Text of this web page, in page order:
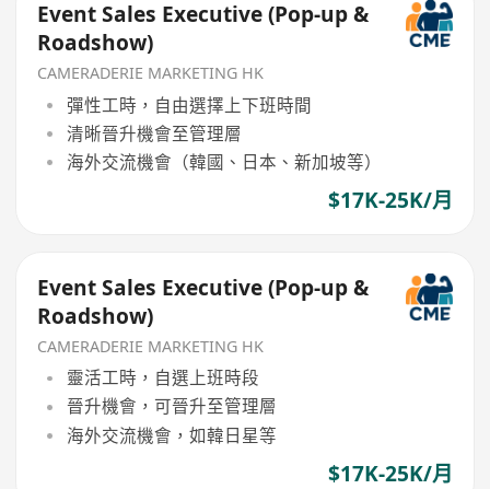
Event Sales Executive (Pop-up &
Roadshow)
CAMERADERIE MARKETING HK
彈性工時，自由選擇上下班時間
清晰晉升機會至管理層
海外交流機會（韓國、日本、新加坡等）
$17K-25K/月
Event Sales Executive (Pop-up &
Roadshow)
CAMERADERIE MARKETING HK
靈活工時，自選上班時段
晉升機會，可晉升至管理層
海外交流機會，如韓日星等
$17K-25K/月